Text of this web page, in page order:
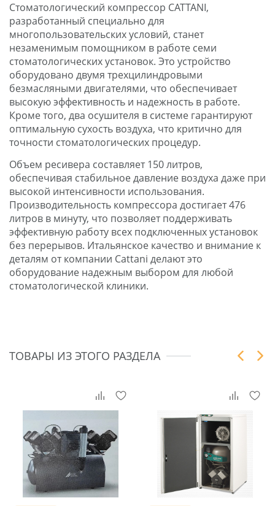
Стоматологический компрессор CATTANI,
разработанный специально для
многопользовательских условий, станет
незаменимым помощником в работе семи
стоматологических установок. Это устройство
оборудовано двумя трехцилиндровыми
безмасляными двигателями, что обеспечивает
высокую эффективность и надежность в работе.
Кроме того, два осушителя в системе гарантируют
оптимальную сухость воздуха, что критично для
точности стоматологических процедур.
Объем ресивера составляет 150 литров,
обеспечивая стабильное давление воздуха даже при
высокой интенсивности использования.
Производительность компрессора достигает 476
литров в минуту, что позволяет поддерживать
эффективную работу всех подключенных установок
без перерывов. Итальянское качество и внимание к
деталям от компании Cattani делают это
оборудование надежным выбором для любой
стоматологической клиники.
ТОВАРЫ ИЗ ЭТОГО РАЗДЕЛА